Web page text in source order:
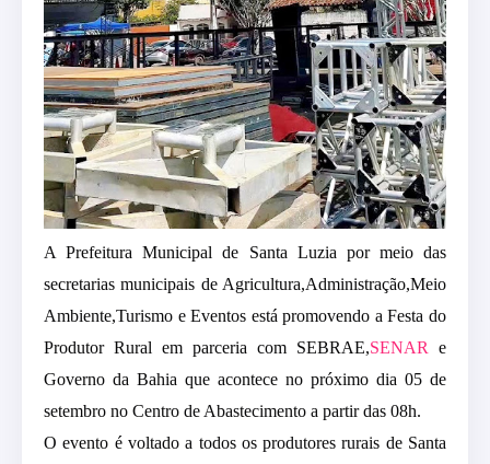
A Prefeitura Municipal de Santa Luzia por meio das
secretarias municipais de Agricultura,Administração,Meio
Ambiente,Turismo e Eventos está promovendo a Festa do
Produtor Rural em parceria com SEBRAE,SENAR
e
Governo da Bahia que acontece no próximo dia 05 de
setembro no Centro de Abastecimento a partir das 08h.
O evento é voltado a todos os produtores rurais de Santa